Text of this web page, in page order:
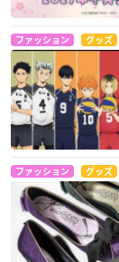
ファッション グッズ
ファッション グッズ